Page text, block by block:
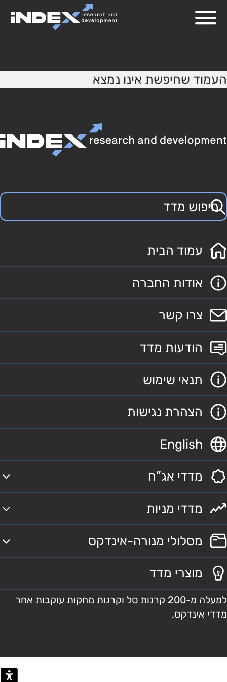
העמוד שחיפשת אינו נמצא
עמוד הבית
אודות החברה
צרו קשר
הודעות מדד
תנאי שימוש
הצהרת נגישות
English
מדדי אג”ח
מדדי מניות
מסלולי מנורה-אינדקס
מוצרי מדד
למעלה מ-200 קרנות סל וקרנות מחקות עוקבות אחר
מדדי אינדקס.